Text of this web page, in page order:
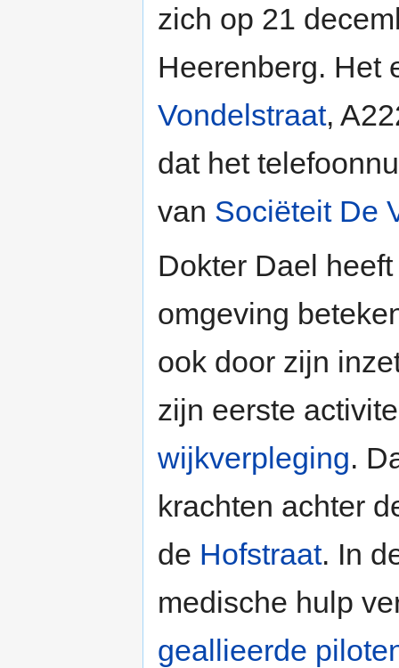
zich op 21
Heerenberg. Het
Vondelstraat,
dat het
van Sociëteit De
Dokter Dael
omgeving
ook door zijn
zijn eerste
wijkverpleging.
krachten achter
de Hofstraat. In
medische hulp
geallieerde